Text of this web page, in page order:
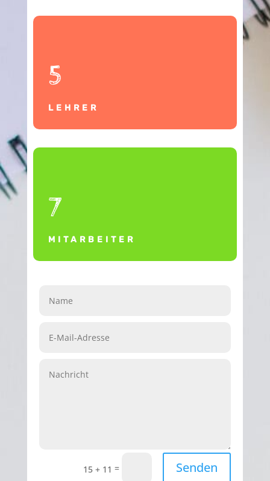
5
LEHRER
7
MITARBEITER
15 + 11 = Senden